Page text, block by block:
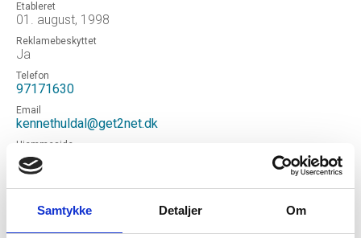
Samtykke Detaljer Om
Etableret
01. august, 1998
Reklamebeskyttet
Ja
Telefon
97171630
Email
kennethuldal@get2net.dk
Hjemmeside
HERBORG MØRTELVÆRK V/ KENNETH U CHRISTIANSEN
Aktiv
Revisor